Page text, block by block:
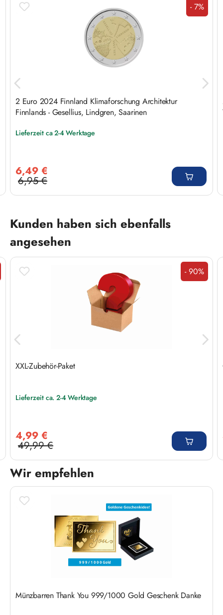
Rabatt
- 7%
2 Euro 2024 Finnland Klimaforschung Architektur
Finnlands - Gesellius, Lindgren, Saarinen
Lieferzeit ca 2-4 Werktage
6,49 €
Regulärer Preis:
6,95 €
Produktgalerie überspringen
Kunden haben sich ebenfalls
angesehen
Rabatt
- 90%
XXL-Zubehör-Paket
Lieferzeit ca. 2-4 Werktage
4,99 €
Regulärer Preis:
49,99 €
Wir empfehlen
Produktgalerie überspringen
Münzbarren Thank You 999/1000 Gold Geschenk Danke